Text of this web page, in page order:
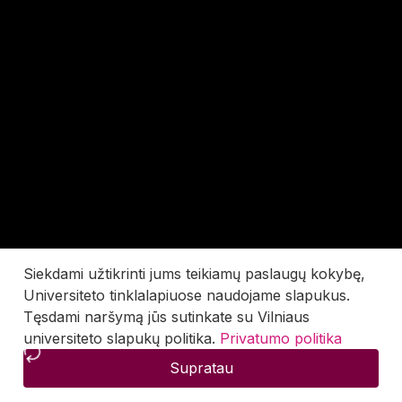
Siekdami užtikrinti jums teikiamų paslaugų kokybę,
Universiteto tinklalapiuose naudojame slapukus.
Tęsdami naršymą jūs sutinkate su Vilniaus
universiteto slapukų politika. Privatumo politika
Supratau